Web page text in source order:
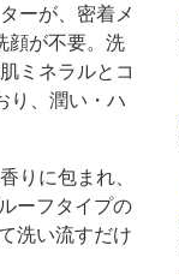
ーが、密着メ
顔が不要。洗
ミネラルとコ
り、潤い・ハ
りに包まれ、
ーフタイプの
洗い流すだけ